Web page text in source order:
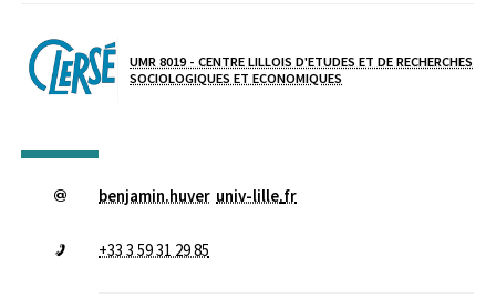
UMR 8019 - CENTRE LILLOIS D'ETUDES ET DE RECHERCHES
SOCIOLOGIQUES ET ECONOMIQUES
benjamin.huver univ-lille.fr
+33 3 59 31 29 85